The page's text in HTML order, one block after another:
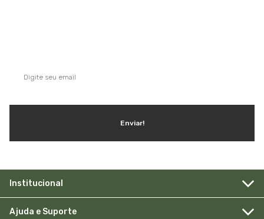
Enviar!
Institucional
Ajuda e Suporte